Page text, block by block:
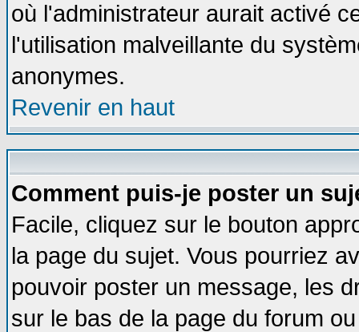
où l'administrateur aurait activé
l'utilisation malveillante du
anonymes.
Revenir en haut
Comment puis-je poster un
Facile, cliquez sur le bouton
la page du sujet. Vous pourriez
pouvoir poster un message, les
sur le bas de la page du forum